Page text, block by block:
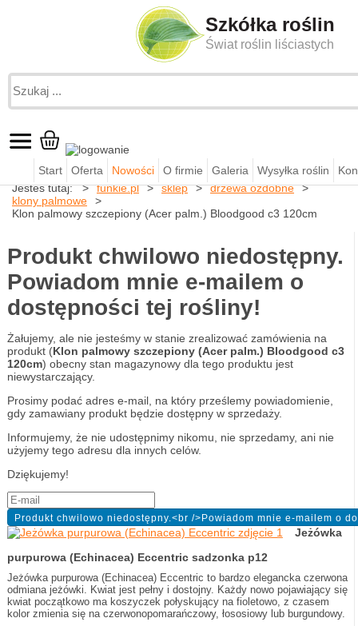
Szkółka roślin
Świat roślin liściastych
Start Oferta Nowości O firmie Galeria Wysyłka roślin
Jesteś tutaj:
funkie.pl sklep
drzewa ozdobne
klony palmowe
Klon palmowy szczepiony (Acer palm.) Bloodgood c3 120cm
Produkt chwilowo niedostępny.
Powiadom mnie e-mailem o
dostępności tej rośliny!
Żałujemy, ale nie jesteśmy w stanie zrealizować zamówienia na
produkt (Klon palmowy szczepiony (Acer palm.) Bloodgood c3
120cm) obecny stan magazynowy dla tego produktu jest
niewystarczający.
Prosimy podać adres e-mail, na który prześlemy powiadomienie,
gdy zamawiany produkt będzie dostępny w sprzedaży.
Informujemy, że nie udostępnimy nikomu, nie sprzedamy, ani nie
użyjemy tego adresu dla innych celów.
Dziękujemy!
Jeżówka
purpurowa (Echinacea) Eccentric sadzonka p12
Jeżówka purpurowa (Echinacea) Eccentric to bardzo elegancka czerwona
odmiana jeżówki. Kwiat jest pełny i dostojny. Każdy nowo pojawiający się
kwiat początkowo ma koszyczek połyskujący na fioletowo, z czasem
kolor zmienia się na czerwonopomarańczowy, łososiowy lub burgundowy.